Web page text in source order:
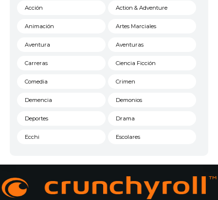
Acción Action & Adventure
Animación Artes Marciales
Aventura Aventuras
Carreras Ciencia Ficción
Comedia Crimen
Demencia Demonios
Deportes Drama
Ecchi Escolares
Historico Infantil